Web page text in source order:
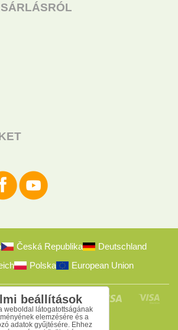
Česká Republika
Deutschland
Polska European Union
beállítások
weboldal látogatottságának
elemzésére és a
adatok gyűjtésére. Ehhez